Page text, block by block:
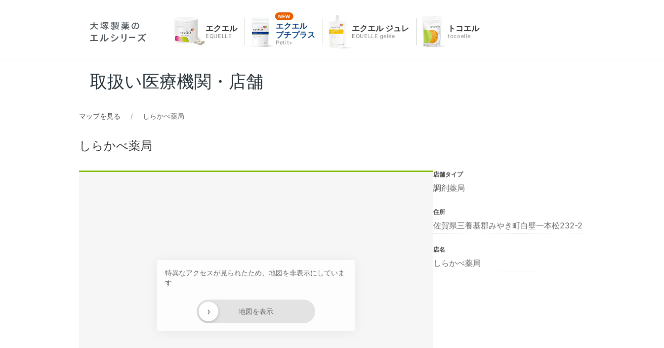
エクエル
EQUELLE
エクエル
プチプラス
Petit+
エクエル ジュレ
EQUELLE gelée
トコエル
tocoelle
取扱い医療機関・店舗
マップを見る しらかべ薬局
しらかべ薬局
特異なアクセスが見られたため、地図を非表示にしていま
す
地図を表示
›
店舗タイプ
調剤薬局
住所
佐賀県三養基郡みやき町白壁一本松232-2
店名
しらかべ薬局